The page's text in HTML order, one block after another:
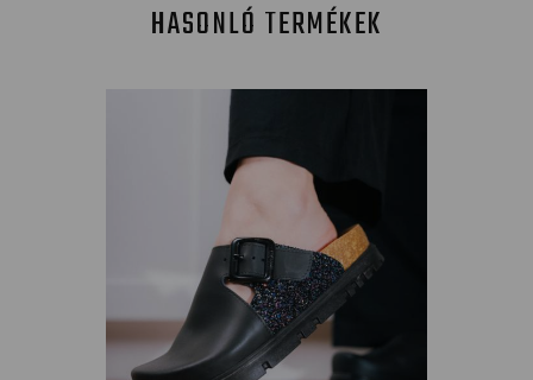
HASONLÓ TERMÉKEK